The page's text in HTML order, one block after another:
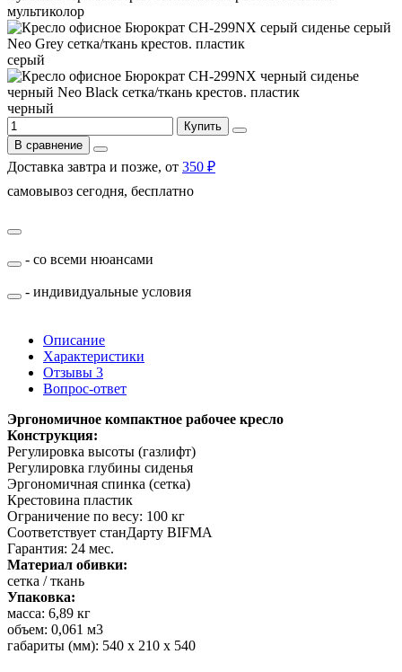
мультиколор
серый
черный
Купить
В сравнение
Доставка завтра и позже, от 350 ₽
самовывоз сегодня, бесплатно
- со всеми нюансами
- индивидуальные условия
Описание
Характеристики
Отзывы 3
Вопрос-ответ
Эргономичное компактное рабочее кресло
Конструкция:
Регулировка высоты (газлифт)
Регулировка глубины сиденья
Эргономичная спинка (сетка)
Крестовина пластик
Ограничение по весу: 100 кг
Соответствует станДарту BIFMA
Гарантия: 24 мес.
Материал обивки:
сетка / ткань
Упаковка:
масса: 6,89 кг
объем: 0,061 м3
габариты (мм): 540 x 210 x 540